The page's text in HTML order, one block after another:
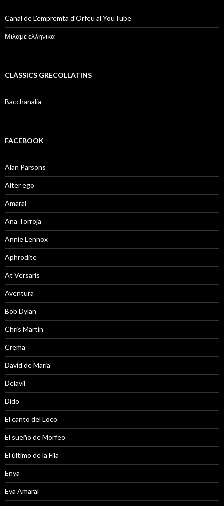
Canal de L'empremta d'Orfeu al YouTube
Μιλαμε ελληνικα
CLÀSSICS GRECOLLATINS
Bacchanalia
FACEBOOK
Alan Parsons
Alter ego
Amaral
Ana Torroja
Annie Lennox
Aphrodite
At Versaris
Aventura
Bob Dylan
Chris Martin
Crema
David de Maria
Delavil
Dido
El canto del Loco
El sueño de Morfeo
El último de la Fila
Enya
Eva Amaral